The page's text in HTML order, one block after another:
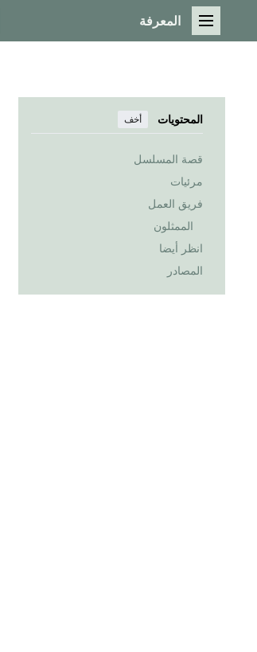
القائمة الرئيسية
المعرفة
المحتويات أخف
قصة المسلسل
مرئيات
فريق العمل
الممثلون
انظر أيضا
المصادر